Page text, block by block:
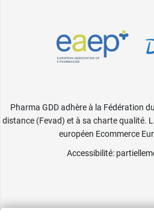
Pharma GDD adhère à la Fédération
distance (Fevad) et à sa charte qualité.
européen Ecommerce
Accessibilité: